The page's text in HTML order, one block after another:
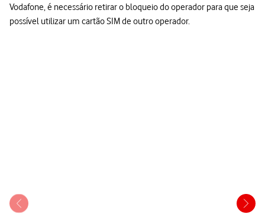
Vodafone, é necessário retirar o bloqueio do operador para que seja
possível utilizar um cartão SIM de outro operador.